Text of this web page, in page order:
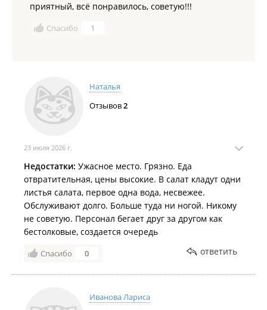
приятный, всё понравилось, советую!!!
Спасибо 1
Наталья
Отзывов2
23 июля 2026 г.
Недостатки: Ужасное место. Грязно. Еда
отвратительная, цены высокие. В салат кладут одни
листья салата, первое одна вода, несвежее.
Обслуживают долго. Больше туда ни ногой. Никому
не советую. Персонал бегает друг за другом как
бестолковые, создается очередь
Спасибо 0 ответить
Иванова Лариса